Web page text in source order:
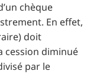
chèque
En effet,
doit
cession diminué
par le